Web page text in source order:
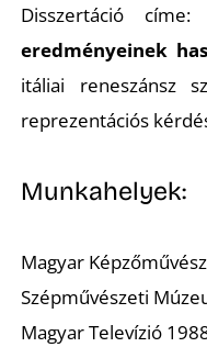
Disszertáció címe:
eredményeinek
itáliai reneszánsz
reprezentációs
Munkahelyek:
Magyar
Szépművészeti
Magyar Televízió